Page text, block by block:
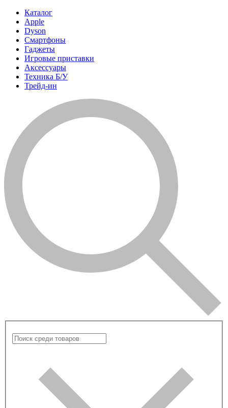
Каталог
Apple
Dyson
Смартфоны
Гаджеты
Игровые приставки
Аксессуары
Техника Б/У
Трейд-ин